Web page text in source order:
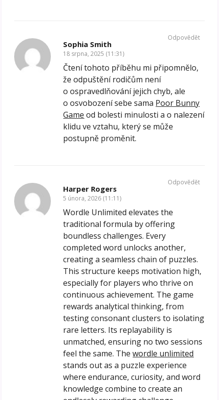
Sophia Smith
18 srpna, 2025 (11:31)
Čtení tohoto příběhu mi připomnělo,
že odpuštění rodičům není
o ospravedlňování jejich chyb, ale
o osvobození sebe sama Poor Bunny
Game od bolesti minulosti a o nalezení
klidu ve vztahu, který se může
postupně proměnit.
Odpovědět
Harper Rogers
5 února, 2026 (11:11)
Wordle Unlimited elevates the
traditional formula by offering
boundless challenges. Every
completed word unlocks another,
creating a seamless chain of puzzles.
This structure keeps motivation high,
especially for players who thrive on
continuous achievement. The game
rewards analytical thinking, from
testing consonant clusters to isolating
rare letters. Its replayability is
unmatched, ensuring no two sessions
feel the same. Thewordle unlimited
stands out as a puzzle experience
where endurance, curiosity, and word
knowledge combine to create an
Odpovědět